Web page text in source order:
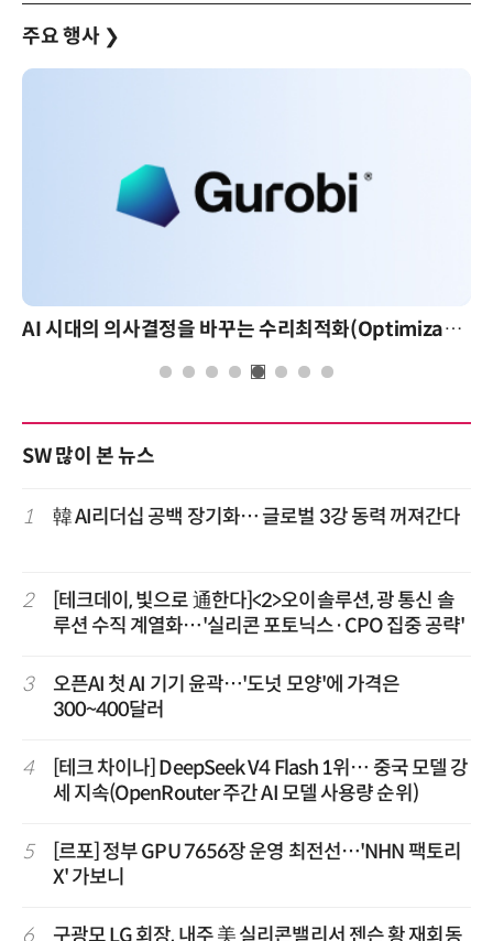
주요 행사 ❯
AI 시대의 의사결정을 바꾸는 수리최적화(Optimization): 실제 산업 적용 사례와 활용 전략
SW 많이 본 뉴스
1 韓 AI리더십 공백 장기화… 글로벌 3강 동력 꺼져간다
2
[테크데이, 빛으로 通한다]<2>오이솔루션, 광 통신 솔
루션 수직 계열화…'실리콘 포토닉스·CPO 집중 공략'
3
오픈AI 첫 AI 기기 윤곽…'도넛 모양'에 가격은
300~400달러
4
[테크 차이나] DeepSeek V4 Flash 1위… 중국 모델 강
세 지속(OpenRouter 주간 AI 모델 사용량 순위)
5
[르포] 정부 GPU 7656장 운영 최전선…'NHN 팩토리
X' 가보니
6 구광모 LG 회장, 내주 美 실리콘밸리서 젠슨 황 재회동